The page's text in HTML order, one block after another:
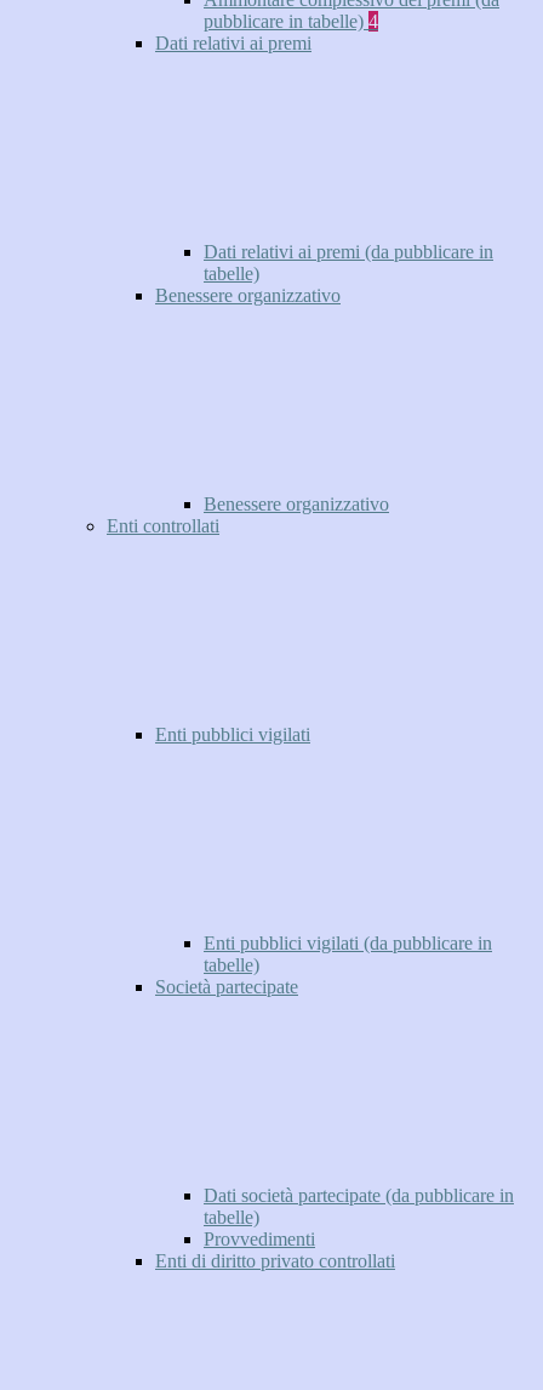
pubblicare in tabelle) 4
Dati relativi ai premi
Dati relativi ai premi (da pubblicare in
tabelle)
Benessere organizzativo
Benessere organizzativo
Enti controllati
Enti pubblici vigilati
Enti pubblici vigilati (da pubblicare in
tabelle)
Società partecipate
Dati società partecipate (da pubblicare in
tabelle)
Provvedimenti
Enti di diritto privato controllati